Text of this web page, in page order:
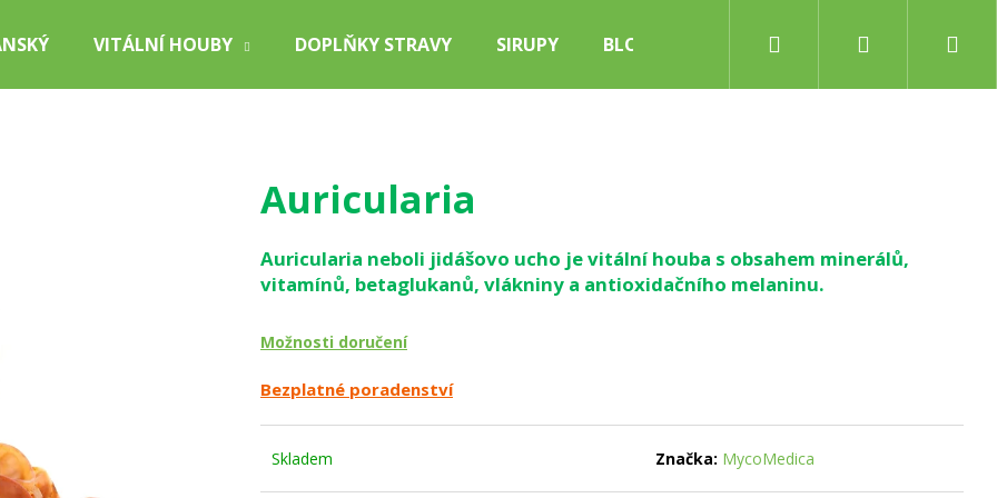
VITÁLNÍ HOUBY DOPLŇKY STRAVY SIRUPY BLOG Přihlášení
Auricularia
Auricularia neboli jidášovo ucho je vitální houba s obsahem minerálů,
vitamínů, betaglukanů, vlákniny a antioxidačního melaninu.
Možnosti doručení
Bezplatné poradenství
Skladem Značka: MycoMedica
HLEDAT